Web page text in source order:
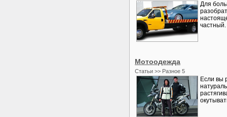
Для
Мотоодежда
Статьи >> Разное 5
Если вы